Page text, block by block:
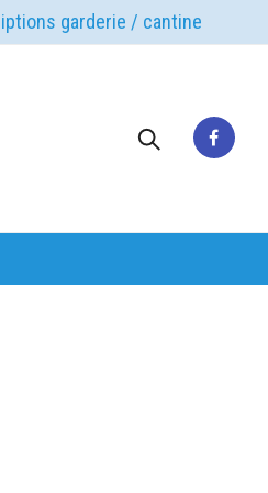
garderie / cantine